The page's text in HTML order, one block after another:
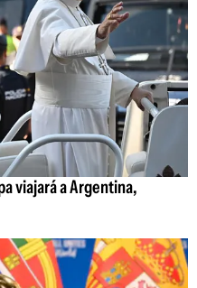
viajará a Argentina,